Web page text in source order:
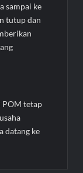
sampai ke
tutup dan
POM tetap
datang ke